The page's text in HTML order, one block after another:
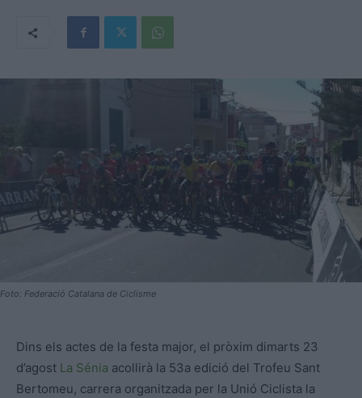
Foto: Federació Catalana de Ciclisme
Dins els actes de la festa major, el pròxim dimarts 23
d’agost La Sénia acollirà la 53a edició del Trofeu Sant
Bertomeu, carrera organitzada per la Unió Ciclista la